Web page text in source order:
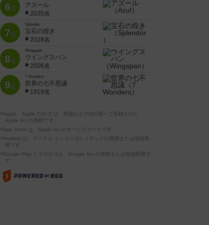
6位
アズール
2035名
7位
Splendor
宝石の煌き
2028名
8位
Wingspan
ウイングスパン
2006名
9位
7 Wonders
世界の七不思議
1919名
※Apple、Apple のロゴ は、米国および他の国々で登録された
Apple Inc.の商標です。
※App Store は、Apple Inc.のサービスマークです。
※Android は、グーグル インコーポレイテッドの商標または登録商
標です。
※Google Play とそのロゴは、Google Inc.の商標または登録商標で
す。